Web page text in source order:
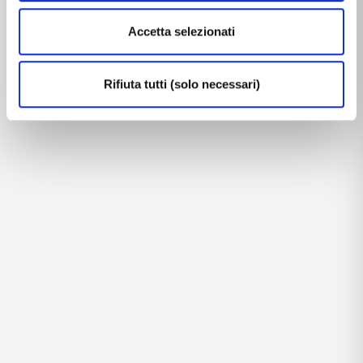
Accetta selezionati
Rifiuta tutti (solo necessari)